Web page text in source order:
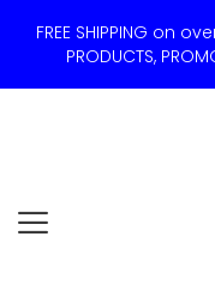
FREE SHIPPING on
PRODUCTS,